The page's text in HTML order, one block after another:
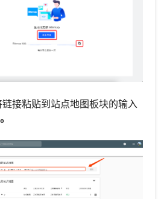
接粘贴到站点地图板块的输入